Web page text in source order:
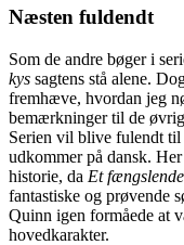
Næsten fuldendt
Som de andre bøger i
kys sagtens stå alene.
fremhæve, hvordan jeg
bemærkninger til de
Serien vil blive fulendt til
udkommer på dansk.
historie, da Et fængslende
fantastiske og prøvende
Quinn igen formåede at
hovedkarakter.